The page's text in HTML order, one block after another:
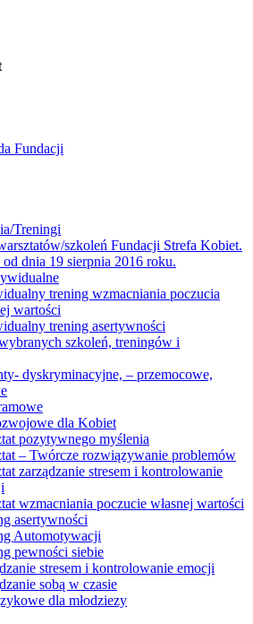
Fundacji
Treningi
szkoleń Fundacji Strefa Kobiet.
dnia 19 sierpnia 2016 roku.
trening wzmacniania poczucia
wartości
trening asertywności
szkoleń, treningów i
dyskryminacyjne, – przemocowe,
dla Kobiet
pozytywnego myślenia
– Twórcze rozwiązywanie problemów
zarządzanie stresem i kontrolowanie
wzmacniania poczucie własnej wartości
asertywności
Automotywacji
pewności siebie
stresem i kontrolowanie emocji
sobą w czasie
dla młodziezy